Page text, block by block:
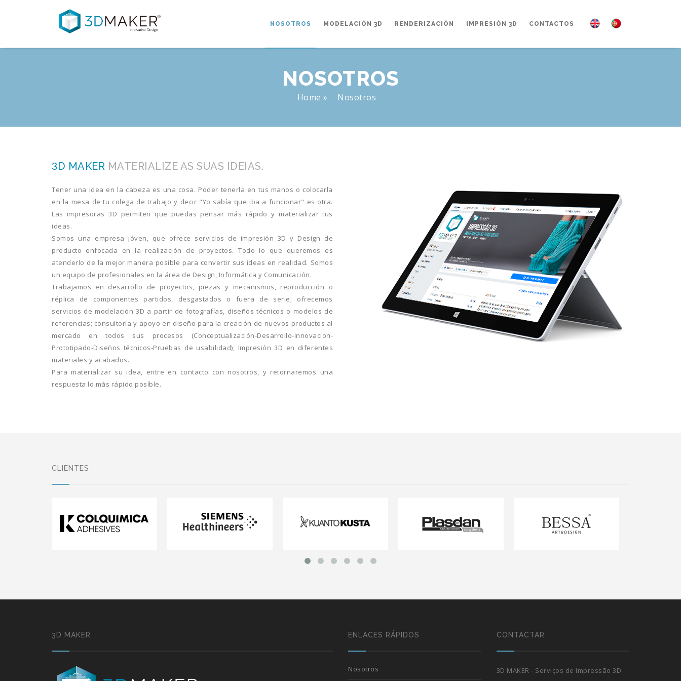
NOSOTROS MODELACIÓN 3D RENDERIZACIÓN IMPRESIÓN 3D CONTACTOS
NOSOTROS
Home » Nosotros
3D MAKER MATERIALIZE AS SUAS IDEIAS.
Tener una idea en la cabeza es una cosa. Poder tenerla en tus manos o colocarla
en la mesa de tu colega de trabajo y decir "Yo sabía que iba a funcionar" es otra.
Las impresoras 3D permiten que puedas pensar más rápido y materializar tus
ideas.
Somos una empresa jóven, que ofrece servicios de impresión 3D y Design de
producto enfocada en la realización de proyectos. Todo lo que queremos es
atenderlo de la mejor manera posible para convertir sus ideas en realidad. Somos
un equipo de profesionales en la área de Design, Informática y Comunicación.
Trabajamos en desarrollo de proyectos, piezas y mecanismos, reproducción o
réplica de componentes partidos, desgastados o fuera de serie; ofrecemos
servicios de modelación 3D a partir de fotografías, diseños técnicos o modelos de
referencias; consultoría y apoyo en diseño para la creación de nuevos productos al
mercado en todos sus procesos (Conceptualización-Desarrollo-Innovacion-
Prototipado-Diseños técnicos-Pruebas de usabilidad); Impresión 3D en diferentes
materiales y acabados.
Para materializar su idea, entre en contacto con nosotros, y retornaremos una
respuesta lo más rápido posíble.
CLIENTES
3D MAKER ENLACES RÁPIDOS
Nosotros
CONTACTAR
3D MAKER - Serviços de Impressão 3D